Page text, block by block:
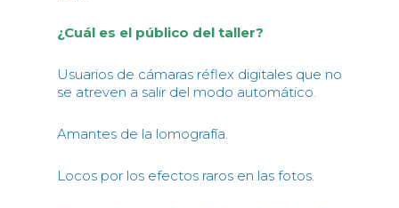
¿Cuál es el público del taller?
Usuarios de cámaras réflex digitales que no
se atreven a salir del modo automático.
Amantes de la lomografía.
Locos por los efectos raros en las fotos.